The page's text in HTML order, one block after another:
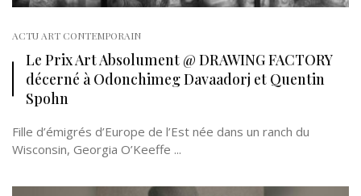
ACTU ART CONTEMPORAIN
Le Prix Art Absolument @ DRAWING FACTORY
décerné à Odonchimeg Davaadorj et Quentin
Spohn
Fille d’émigrés d’Europe de l’Est née dans un ranch du
Wisconsin, Georgia O’Keeffe ...